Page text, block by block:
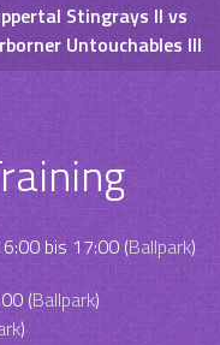
Stingrays II vs
Untouchables III
bis 17:00 (Ballpark)
(Ballpark)
)